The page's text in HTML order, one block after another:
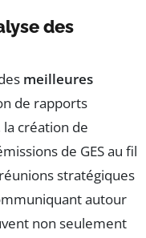
des
meilleures
de rapports
création de
de GES au fil
stratégiques
autour
non seulement